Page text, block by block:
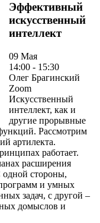
Эффективный
искусственный
интеллект
09 Мая
14:00 - 15:30
Олег Брагинский
Zoom
Искусственный
интеллект, как и
другие прорывные
Рассмотрим
артилекта.
работает.
расширения
стороны,
и умных
задач, с другой –
домыслов и